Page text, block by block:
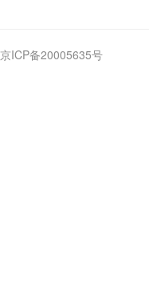
京ICP备20005635号